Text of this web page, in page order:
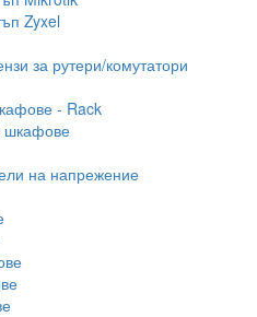
Zyxel
за рутери/комутатори
- Rack
шкафове
на напрежение